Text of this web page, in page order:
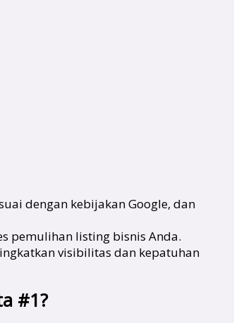
dengan kebijakan Google, dan
pemulihan listing bisnis Anda.
visibilitas dan kepatuhan
#1?